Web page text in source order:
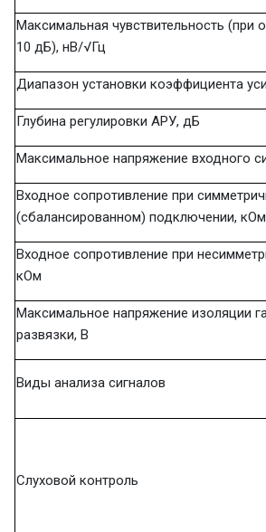
Максимальная чувствительность (при
10 дБ), нВ/√Гц
Диапазон установки коэффициента
Глубина регулировки АРУ, дБ
Максимальное напряжение входного
Входное сопротивление при
(сбалансированном) подключении, кОм
Входное сопротивление при
кОм
Максимальное напряжение изоляции
развязки, В
Виды анализа сигналов
Слуховой контроль